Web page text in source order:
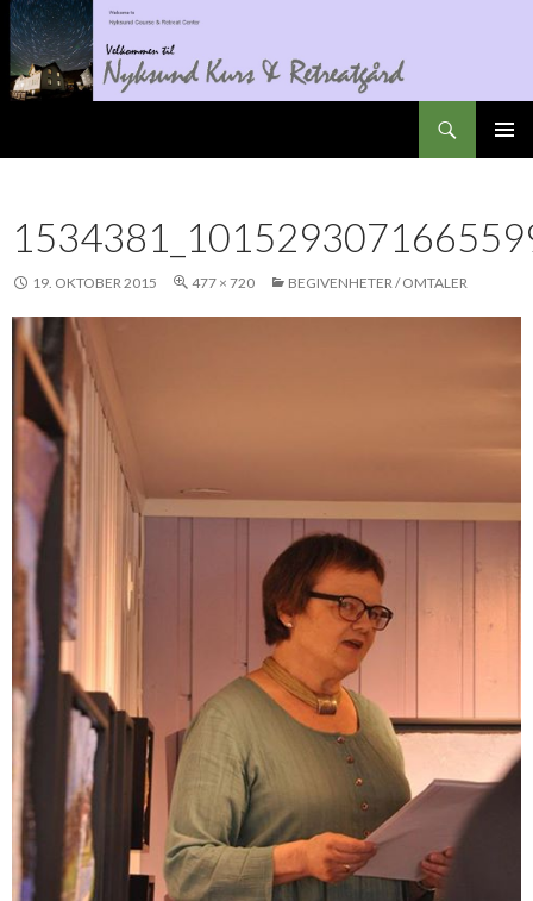
19. OKTOBER 2015 477 × 720 BEGIVENHETER / OMTALER